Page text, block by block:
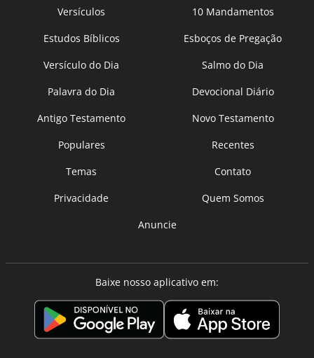
Versículos
10 Mandamentos
Estudos Bíblicos
Esboços de Pregação
Versículo do Dia
Salmo do Dia
Palavra do Dia
Devocional Diário
Antigo Testamento
Novo Testamento
Populares
Recentes
Temas
Contato
Privacidade
Quem Somos
Anuncie
Baixe nosso aplicativo em: